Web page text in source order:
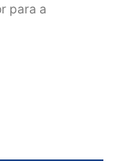
para a